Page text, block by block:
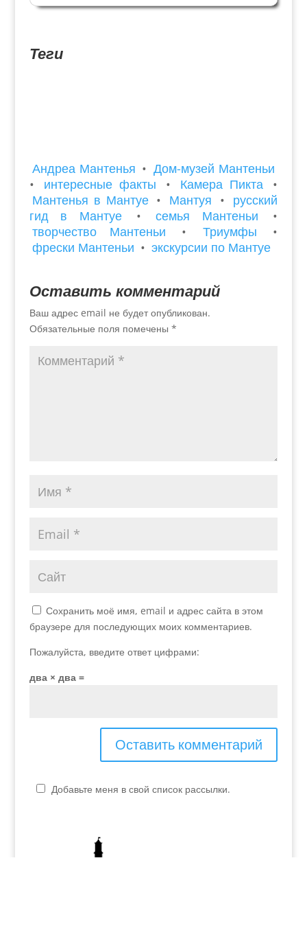
живописное Верхнее озеро с одним из
Теги
Андреа Мантенья • Дом-музей Мантеньи
•
интересные факты • Камера Пикта
•
Мантенья в Мантуе • Мантуя • русский
гид в Мантуе
• семья Мантеньи
•
творчество Мантеньи
• Триумфы
•
фрески Мантеньи • экскурсии по Мантуе
Оставить комментарий
Ваш адрес email не будет опубликован.
Обязательные поля помечены *
Сохранить моё имя, email и адрес сайта в этом
браузере для последующих моих комментариев.
Пожалуйста, введите ответ цифрами:
два × два =
Добавьте меня в свой список рассылки.